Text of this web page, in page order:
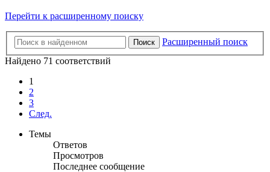
Перейти к расширенному поиску
Поиск
Расширенный поиск
Найдено 71 соответствий
1
2
3
След.
Темы
Ответов
Просмотров
Последнее сообщение